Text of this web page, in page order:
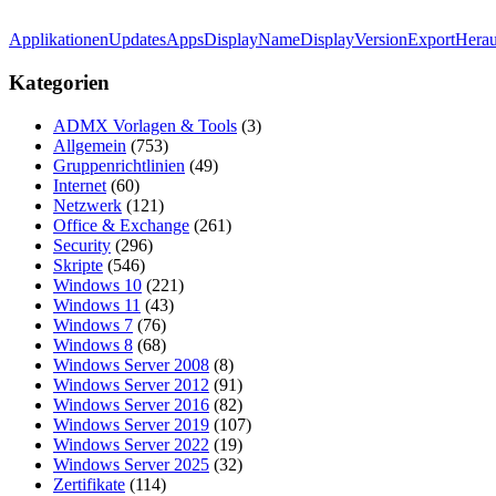
ApplikationenUpdatesAppsDisplayNameDisplayVersionExport
Kategorien
ADMX Vorlagen & Tools (3)
Allgemein (753)
Gruppenrichtlinien (49)
Internet (60)
Netzwerk (121)
Office & Exchange (261)
Security (296)
Skripte (546)
Windows 10 (221)
Windows 11 (43)
Windows 7 (76)
Windows 8 (68)
Windows Server 2008 (8)
Windows Server 2012 (91)
Windows Server 2016 (82)
Windows Server 2019 (107)
Windows Server 2022 (19)
Windows Server 2025 (32)
Zertifikate (114)